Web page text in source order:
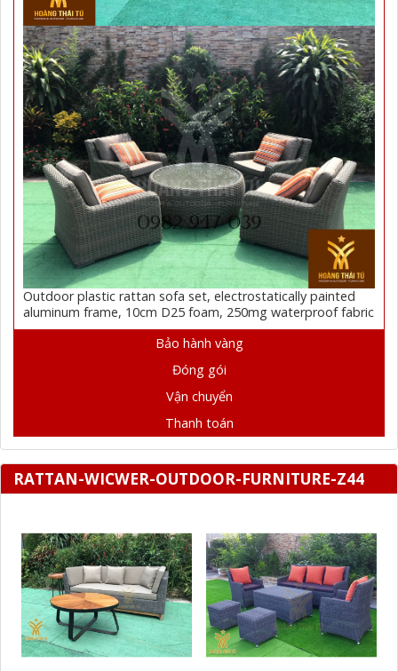
Outdoor plastic rattan sofa set, electrostatically painted
aluminum frame, 10cm D25 foam, 250mg waterproof fabric
Bảo hành vàng
Đóng gói
Vận chuyển
Thanh toán
RATTAN-WICWER-OUTDOOR-FURNITURE-Z44